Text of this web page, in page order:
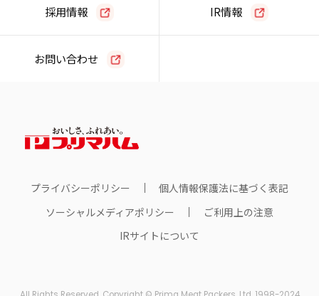
採用情報 IR情報
お問い合わせ
プライバシーポリシー
個人情報保護法に基づく表記
ソーシャルメディアポリシー
ご利用上の注意
IRサイトについて